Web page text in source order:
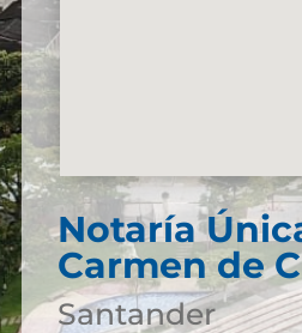
Notaría
Carmen de
Santander